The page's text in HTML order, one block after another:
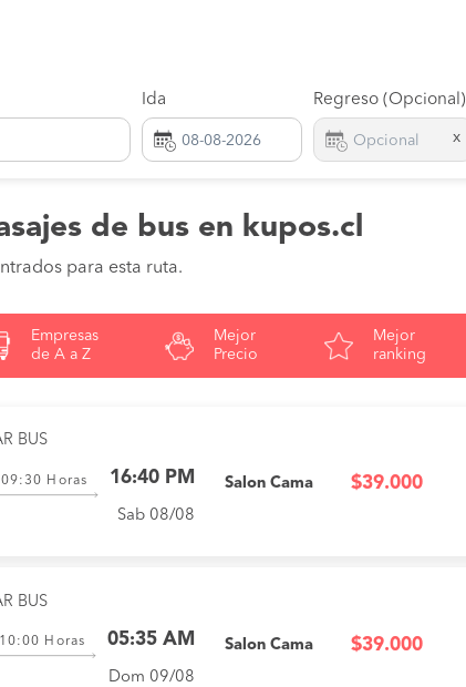
Ida Regreso (Opcional)
x
de bus en kupos.cl
para esta ruta.
Empresas
de A a Z
Mejor
Precio
Mejor
ranking
BUS
09:30 Horas 16:40 PM
Sab 08/08
Salon Cama $39.000
BUS
10:00 Horas 05:35 AM
Dom 09/08
Salon Cama $39.000